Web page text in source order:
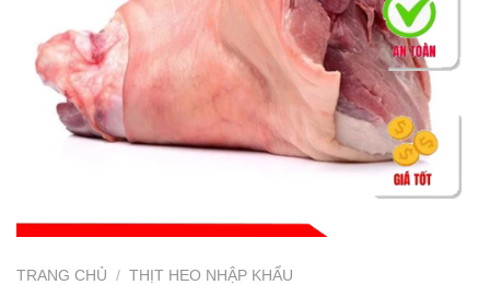
TRANG CHỦ / THỊT HEO NHẬP KHẨU